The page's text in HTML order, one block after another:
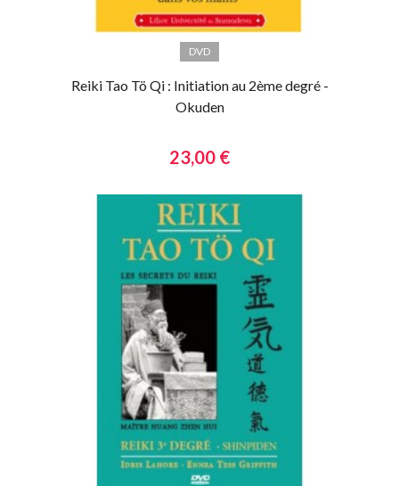
DVD
Reiki Tao Tö Qi : Initiation au 2ème degré -
Okuden
23,00 €